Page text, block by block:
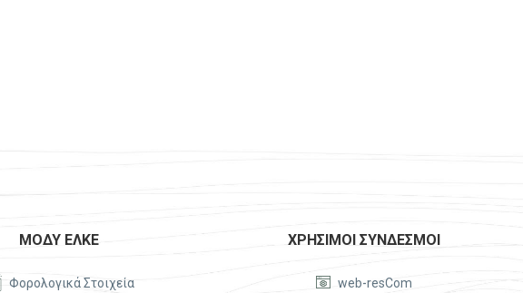
ΜΟΔΥ ΕΛΚΕ
Φορολογικά Στοιχεία
ΧΡΗΣΙΜΟΙ ΣΥΝΔΕΣΜΟΙ

 web-resCom